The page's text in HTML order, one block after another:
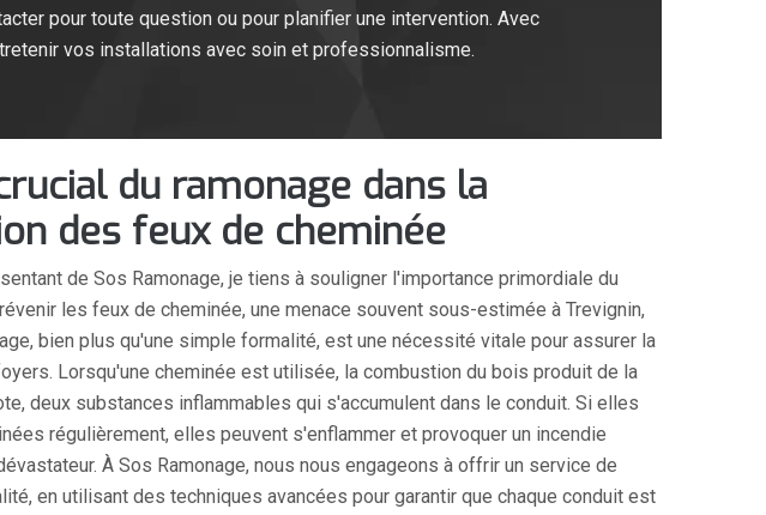
pour toute question ou pour planifier une intervention. Avec
vos installations avec soin et professionnalisme.
du ramonage dans la
des feux de cheminée
de Sos Ramonage, je tiens à souligner l'importance primordiale du
les feux de cheminée, une menace souvent sous-estimée à Trevignin,
bien plus qu'une simple formalité, est une nécessité vitale pour assurer la
Lorsqu'une cheminée est utilisée, la combustion du bois produit de la
deux substances inflammables qui s'accumulent dans le conduit. Si elles
régulièrement, elles peuvent s'enflammer et provoquer un incendie
À Sos Ramonage, nous nous engageons à offrir un service de
en utilisant des techniques avancées pour garantir que chaque conduit est